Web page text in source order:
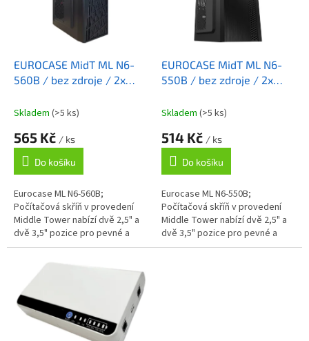
EUROCASE MidT ML N6-
560B / bez zdroje / 2x
Skladem (>5 ks)
565 Kč / ks
Do košíku
Eurocase ML N6-560B;
Počítačová skříň v provedení
Middle Tower nabízí dvě 2,5" a
dvě 3,5" pozice pro pevné a
SSD disky. Na předním panelu
jsou umístěny dva USB 3.0
porty,...
EUROCASE MidT ML N6-
550B / bez zdroje / 2x
Skladem (>5 ks)
514 Kč / ks
Do košíku
Eurocase ML N6-550B;
Počítačová skříň v provedení
Middle Tower nabízí dvě 2,5" a
dvě 3,5" pozice pro pevné a
SSD disky. Na předním panelu